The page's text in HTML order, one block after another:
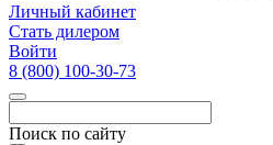
Личный кабинет
Стать дилером
Войти
8 (800) 100-30-73
Поиск по сайту